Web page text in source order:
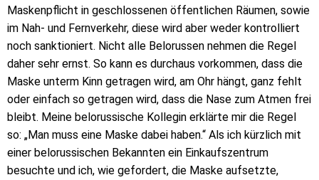
Maskenpflicht in geschlossenen öffentlichen Räumen, sowie
im Nah- und Fernverkehr, diese wird aber weder kontrolliert
noch sanktioniert. Nicht alle Belorussen nehmen die Regel
daher sehr ernst. So kann es durchaus vorkommen, dass die
Maske unterm Kinn getragen wird, am Ohr hängt, ganz fehlt
oder einfach so getragen wird, dass die Nase zum Atmen frei
bleibt. Meine belorussische Kollegin erklärte mir die Regel
so: „Man muss eine Maske dabei haben.“ Als ich kürzlich mit
einer belorussischen Bekannten ein Einkaufszentrum
besuchte und ich, wie gefordert, die Maske aufsetzte,